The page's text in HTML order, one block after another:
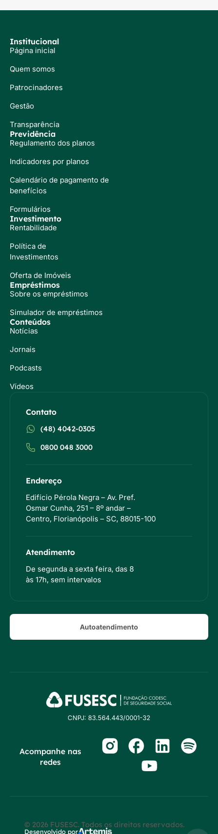
Institucional
Página inicial
Quem somos
Patrocinadores
Gestão
Transparência
Previdência
Regulamento dos planos
Indicadores por planos
Calendário de pagamento de
benefícios
Formulários
Investimento
Rentabilidade
Política de
Investimentos
Oferta de Imóveis
Empréstimos
Sobre os empréstimos
Simulador de empréstimos
Conteúdos
Notícias
Jornais
Podcasts
Vídeos
Contato
(48) 4042-0305
0800 048 3000
Endereço
Edifício Pérola Negra – Av. Pref.
Osmar Cunha, 251 – 8º andar –
Centro, Florianópolis – SC, 88015-100
Atendimento
De segunda a sexta feira, das 8
às 17h, sem intervalos
Autoatendimento
CNPJ: 83.564.443/0001-32
Acompanhe nas
redes
© 2026 FUSESC. Todos os direitos reservados.
Desenvolvido por